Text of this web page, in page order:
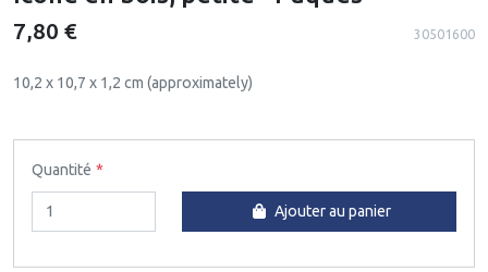
7,80 € 30501600
10,2 x 10,7 x 1,2 cm (approximately)
Quantité
Ajouter au panier